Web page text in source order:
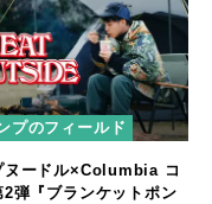
AK Softshell
」
プのフィールド
ヌードル×Columbia コ
2弾『ブランケットポン